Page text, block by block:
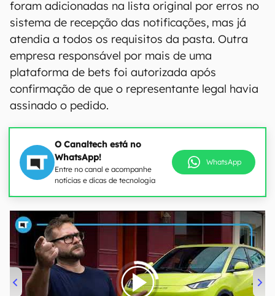
foram adicionadas na lista original por erros no
sistema de recepção das notificações, mas já
atendia a todos os requisitos da pasta. Outra
empresa responsável por mais de uma
plataforma de bets foi autorizada após
confirmação de que o representante legal havia
assinado o pedido.
O Canaltech está no
WhatsApp!
Entre no canal e acompanhe
notícias e dicas de tecnologia
WhatsApp